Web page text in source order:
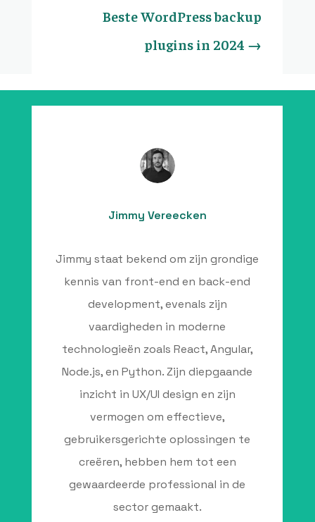
Beste WordPress backup
plugins in 2024 →
Jimmy Vereecken
Jimmy staat bekend om zijn grondige
kennis van front-end en back-end
development, evenals zijn
vaardigheden in moderne
technologieën zoals React, Angular,
Node.js, en Python. Zijn diepgaande
inzicht in UX/UI design en zijn
vermogen om effectieve,
gebruikersgerichte oplossingen te
creëren, hebben hem tot een
gewaardeerde professional in de
sector gemaakt.